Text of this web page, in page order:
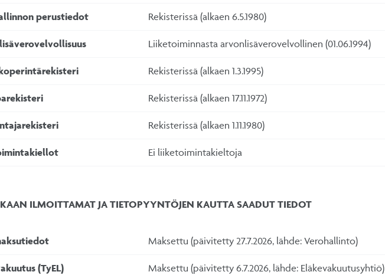
perustiedot Rekisterissä (alkaen 6.5.1980)
Liiketoiminnasta arvonlisäverovelvollinen (01.06.1994)
Rekisterissä (alkaen 1.3.1995)
Rekisterissä (alkaen 17.11.1972)
Rekisterissä (alkaen 1.11.1980)
Ei liiketoimintakieltoja
ILMOITTAMAT JA TIETOPYYNTÖJEN KAUTTA SAADUT TIEDOT
Maksettu (päivitetty 27.7.2026, lähde: Verohallinto)
(TyEL) Maksettu (päivitetty 6.7.2026, lähde: Eläkevakuutusyhtiö)